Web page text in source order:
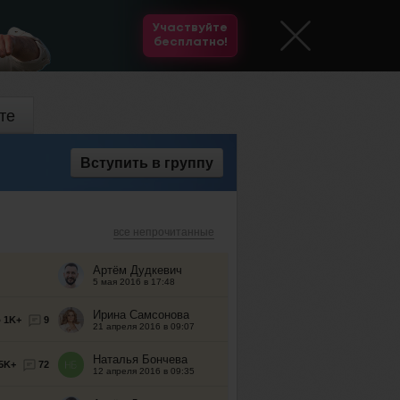
Участвуйте
бесплатно!
Вступить в группу
все непрочитанные
Артём Дудкевич
5 мая 2016 в 17:48
Ирина Самсонова
21 апреля 2016 в 09:07
1K+ 9
Наталья Бончева
12 апреля 2016 в 09:35
72